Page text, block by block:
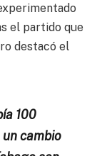
el partido que
destacó el
100
cambio